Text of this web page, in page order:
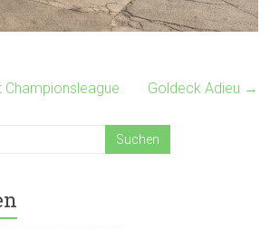
Championsleague Goldeck Adieu →